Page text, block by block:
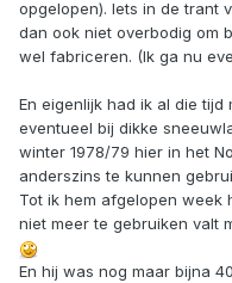
opgelopen). Iets in de trant
dan ook niet overbodig om
wel fabriceren. (Ik ga nu
En eigenlijk had ik al die
eventueel bij dikke
winter 1978/79 hier in het
anderszins te kunnen
Tot ik hem afgelopen week
niet meer te gebruiken valt
En hij was nog maar bijna